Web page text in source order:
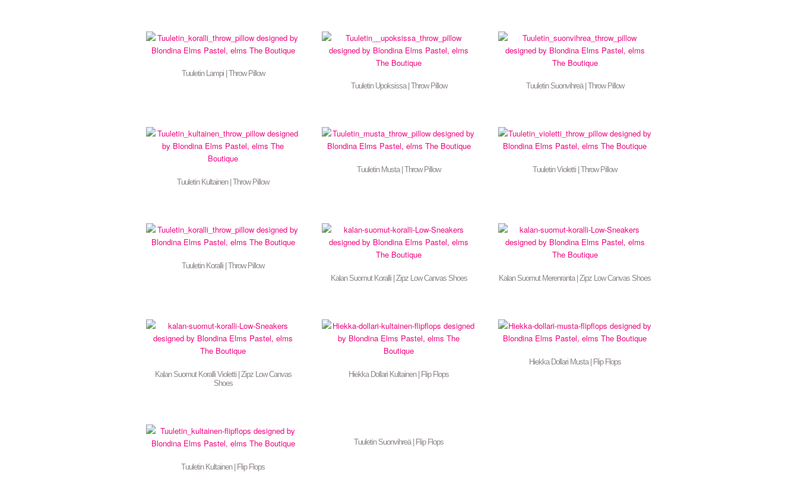
Tuuletin Lampi | Throw Pillow
Tuuletin Upoksissa | Throw Pillow
Tuuletin Suonvihreä | Throw Pillow
Tuuletin Kultainen | Throw Pillow
Tuuletin Musta | Throw Pillow Tuuletin Violetti | Throw Pillow
Tuuletin Koralli | Throw Pillow
Kalan Suomut Koralli | Zipz Low Canvas Shoes
Kalan Suomut Merenranta | Zipz Low Canvas Shoes
Kalan Suomut Koralli Violetti | Zipz Low Canvas
Shoes
Hiekka Dollari Kultainen | Flip Flops
Hiekka Dollari Musta | Flip Flops
Tuuletin Kultainen | Flip Flops
Tuuletin Suonvihreä | Flip Flops